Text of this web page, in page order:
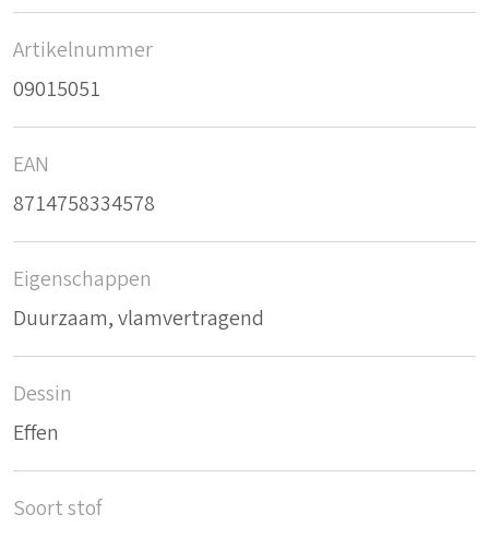
Artikelnummer
09015051
EAN
8714758334578
Eigenschappen
Duurzaam, vlamvertragend
Dessin
Effen
Soort stof